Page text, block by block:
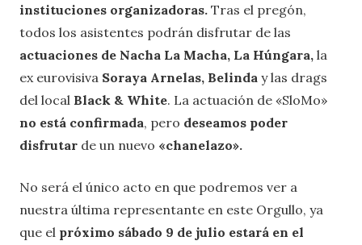
instituciones organizadoras. Tras el pregón,
todos los asistentes podrán disfrutar de las
actuaciones de Nacha La Macha, La Húngara, la
ex eurovisiva Soraya Arnelas, Belinda y las drags
del local Black & White. La actuación de «SloMo»
no está confirmada, pero deseamos poder
disfrutar de un nuevo «chanelazo».
No será el único acto en que podremos ver a
nuestra última representante en este Orgullo, ya
que el próximo sábado 9 de julio estará en el